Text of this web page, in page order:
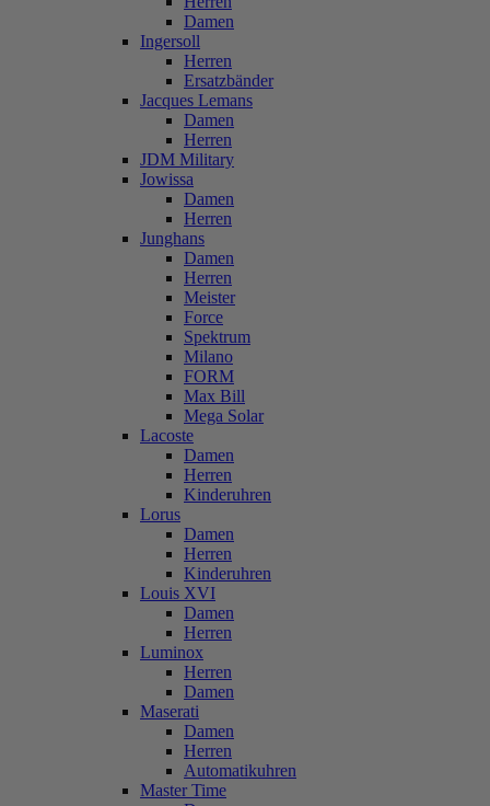
Damen
Ingersoll
Herren
Ersatzbänder
Jacques Lemans
Damen
Herren
JDM Military
Jowissa
Damen
Herren
Junghans
Damen
Herren
Meister
Force
Spektrum
Milano
FORM
Max Bill
Mega Solar
Lacoste
Damen
Herren
Kinderuhren
Lorus
Damen
Herren
Kinderuhren
Louis XVI
Damen
Herren
Luminox
Herren
Damen
Maserati
Damen
Herren
Automatikuhren
Master Time